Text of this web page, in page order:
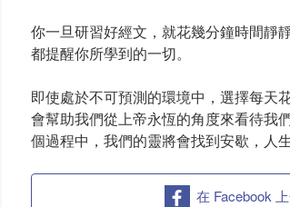
你一旦研習好經文，就花幾分鐘時間靜
都提醒你所學到的一切。
即使處於不可預測的環境中，選擇每天
會幫助我們從上帝永恆的角度來看待我
個過程中，我們的靈將會找到安歇，人
在 Facebook